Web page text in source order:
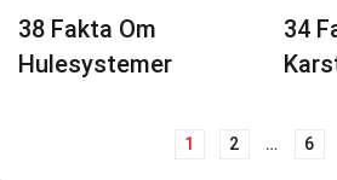
38 Fakta Om
Hulesystemer
34
1 2 … 6